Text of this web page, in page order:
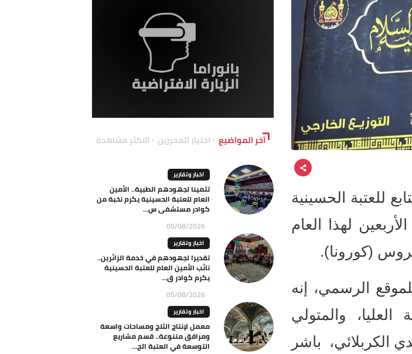
للعتبة الحسينية
لهذا العام
(كورونا).
الرسمي، إنه
والمتولي
الكربلائي، باشر
آخر المواضيع اختيار المحررين الاكثر مشاهدة
اخبار وتقارير
تثمينا لجهودهم الطبية.. الأمين
العام للعتبة الحسينية يكرم نخبة من
كوادر مستشفى س...
05/08/2026
اخبار وتقارير
تقديرا لجهودهم في خدمة الزائرين..
نائب الأمين العام للعتبة الحسينية
يكرم كوادر ق...
05/08/2026
اخبار وتقارير
معمل لإنتاج الثلج ومساحات واسعة
ومرافق متنوعة.. قسم مشاريع
التوسعة في العتبة الح...